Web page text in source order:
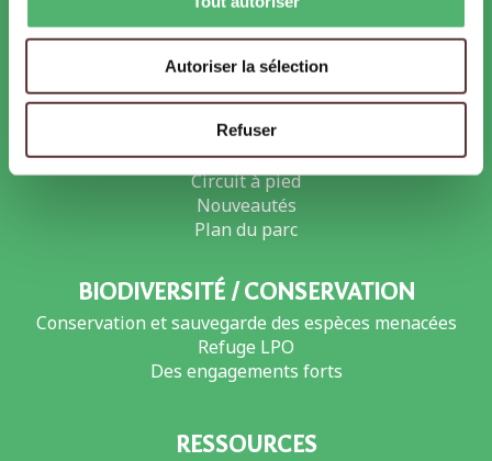
Autoriser la sélection
Refuser
Retrouvez les sur votre compte
LE PARC
Les Animaux
Safari Voiture
Circuit à pied
Nouveautés
Plan du parc
BIODIVERSITÉ / CONSERVATION
Conservation et sauvegarde des espèces menacées
Refuge LPO
Des engagements forts
RESSOURCES